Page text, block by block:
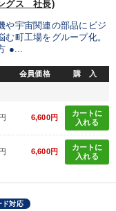
グス 社長)
や宇宙関連の部品にビジ
町工場をグループ化。
●...
会員価格 購 入
6,600円
カートに
入れる
6,600円
カートに
入れる
ド対応